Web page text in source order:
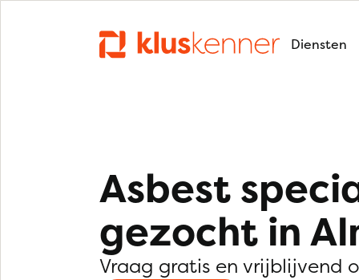
Diensten
Asbest
gezocht in
Vraag gratis en vrijblijvend